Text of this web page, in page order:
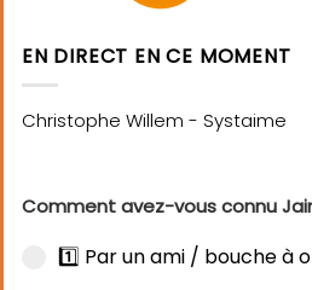
EN DIRECT EN CE MOMENT
Comment avez-vous connu
1️⃣ Par un ami / bouche à